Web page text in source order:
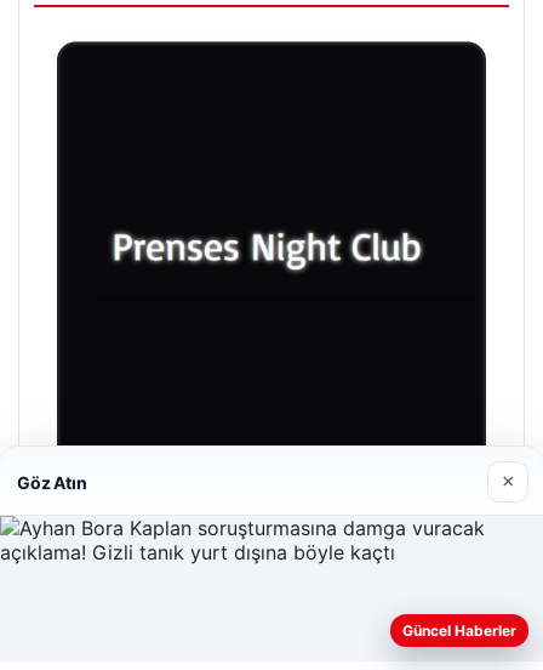
Prenses Night Club
29/04/2026
Web sitemizi nasıl kullandığınızı daha iyi anlayabilmek,
Göz Atın ×
Güncel Haberler